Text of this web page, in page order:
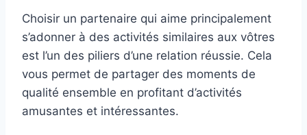
Choisir un partenaire qui aime principalement
s’adonner à des activités similaires aux vôtres
est l’un des piliers d’une relation réussie. Cela
vous permet de partager des moments de
qualité ensemble en profitant d’activités
amusantes et intéressantes.